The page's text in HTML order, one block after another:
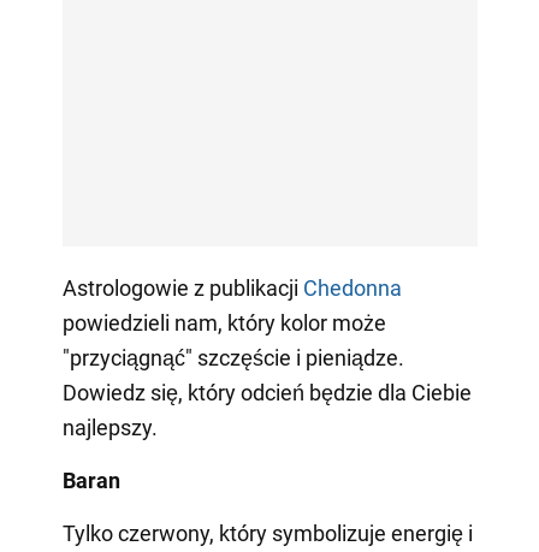
Astrologowie z publikacji Сhedonna
powiedzieli nam, który kolor może
"przyciągnąć" szczęście i pieniądze.
Dowiedz się, który odcień będzie dla Ciebie
najlepszy.
Baran
Tylko czerwony, który symbolizuje energię i